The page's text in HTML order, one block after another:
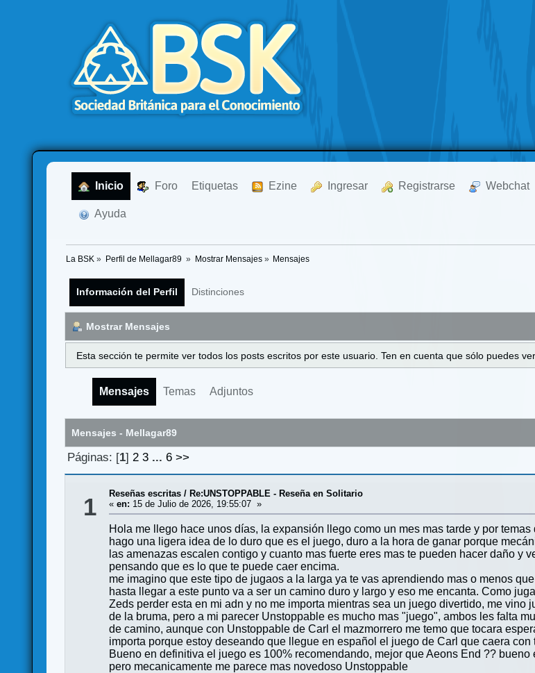
Inicio Foro Etiquetas Ezine Ingresar Registrarse Webchat
Ayuda
La BSK » Perfil de Mellagar89 » Mostrar Mensajes» Mensajes
Información del Perfil Distinciones
Mostrar Mensajes
Esta sección te permite ver todos los posts escritos por este usuario. Ten en cuenta que sólo puedes
Mensajes Temas Adjuntos
Mensajes - Mellagar89
Páginas: [1] 2 3 ... 6 >>
1 Reseñas escritas / Re:UNSTOPPABLE - Reseña en Solitario
«en: 15 de Julio de 2026, 19:55:07 »
Hola me llego hace unos días, la expansión llego como un mes mas tarde y por
hago una ligera idea de lo duro que es el juego, duro a la hora de ganar porque
las amenazas escalen contigo y cuanto mas fuerte eres mas te pueden hacer daño y
pensando que es lo que te puede caer encima.
me imagino que este tipo de jugaos a la larga ya te vas aprendiendo mas o menos
hasta llegar a este punto va a ser un camino duro y largo y eso me encanta. Como
Zeds perder esta en mi adn y no me importa mientras sea un juego divertido, me
de la bruma, pero a mi parecer Unstoppable es mucho mas "juego", ambos les falta
de camino, aunque con Unstoppable de Carl el mazmorrero me temo que tocara
importa porque estoy deseando que llegue en español el juego de Carl que caera con
Bueno en definitiva el juego es 100% recomendando, mejor que Aeons End ??
pero mecanicamente me parece mas novedoso Unstoppable